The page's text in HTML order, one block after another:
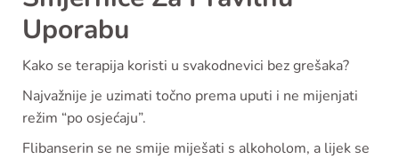
Uporabu
Kako se terapija koristi u svakodnevici bez grešaka?
Najvažnije je uzimati točno prema uputi i ne mijenjati
režim “po osjećaju”.
Flibanserin se ne smije miješati s alkoholom, a lijek se